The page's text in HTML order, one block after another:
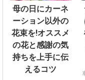
母の日にカーネ
ーション以外の
花束を!オススメ
の花と感謝の気
持ちを上手に伝
えるコツ